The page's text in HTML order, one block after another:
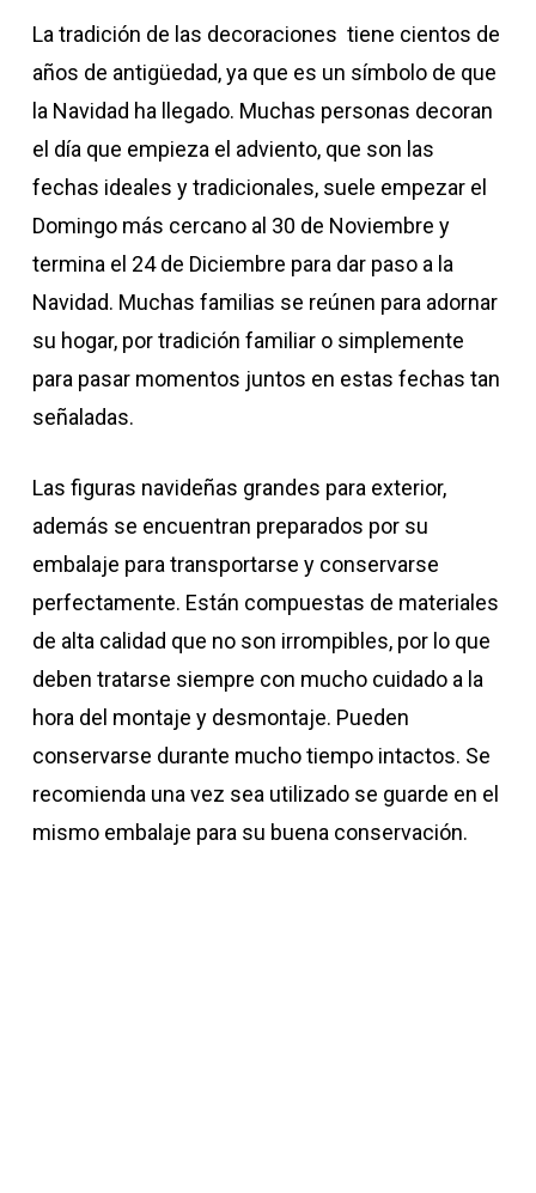
La tradición de las decoraciones tiene cientos de
años de antigüedad, ya que es un símbolo de que
la Navidad ha llegado. Muchas personas decoran
el día que empieza el adviento, que son las
fechas ideales y tradicionales, suele empezar el
Domingo más cercano al 30 de Noviembre y
termina el 24 de Diciembre para dar paso a la
Navidad. Muchas familias se reúnen para adornar
su hogar, por tradición familiar o simplemente
para pasar momentos juntos en estas fechas tan
señaladas.
Las figuras navideñas grandes para exterior,
además se encuentran preparados por su
embalaje para transportarse y conservarse
perfectamente. Están compuestas de materiales
de alta calidad que no son irrompibles, por lo que
deben tratarse siempre con mucho cuidado a la
hora del montaje y desmontaje. Pueden
conservarse durante mucho tiempo intactos. Se
recomienda una vez sea utilizado se guarde en el
mismo embalaje para su buena conservación.